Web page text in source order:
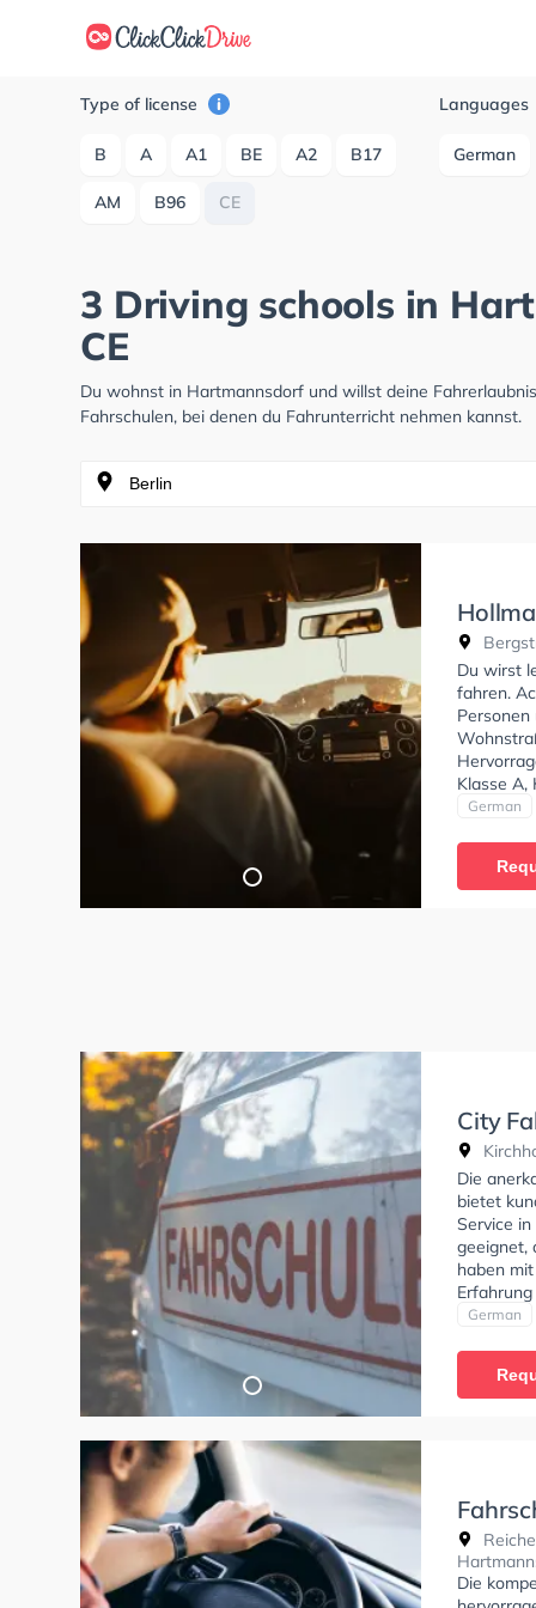
Type of license
B A A1 BE A2 B17
AM B96 CE
Languages
German
3 Driving schools in
CE
Du wohnst in Hartmannsdorf und willst deine
Fahrschulen, bei denen du Fahrunterricht nehmen kannst.
Du wirst
fahren.
Klasse A,
Klasse
German
City
Die
bietet
Service
geeignet,
haben
fahren
meinen
Conny,
German
Die